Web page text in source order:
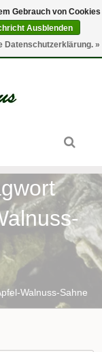
Walnuss-Sahne
Gebrauch von Cookies
Ausblenden
Datenschutzerklärung. »